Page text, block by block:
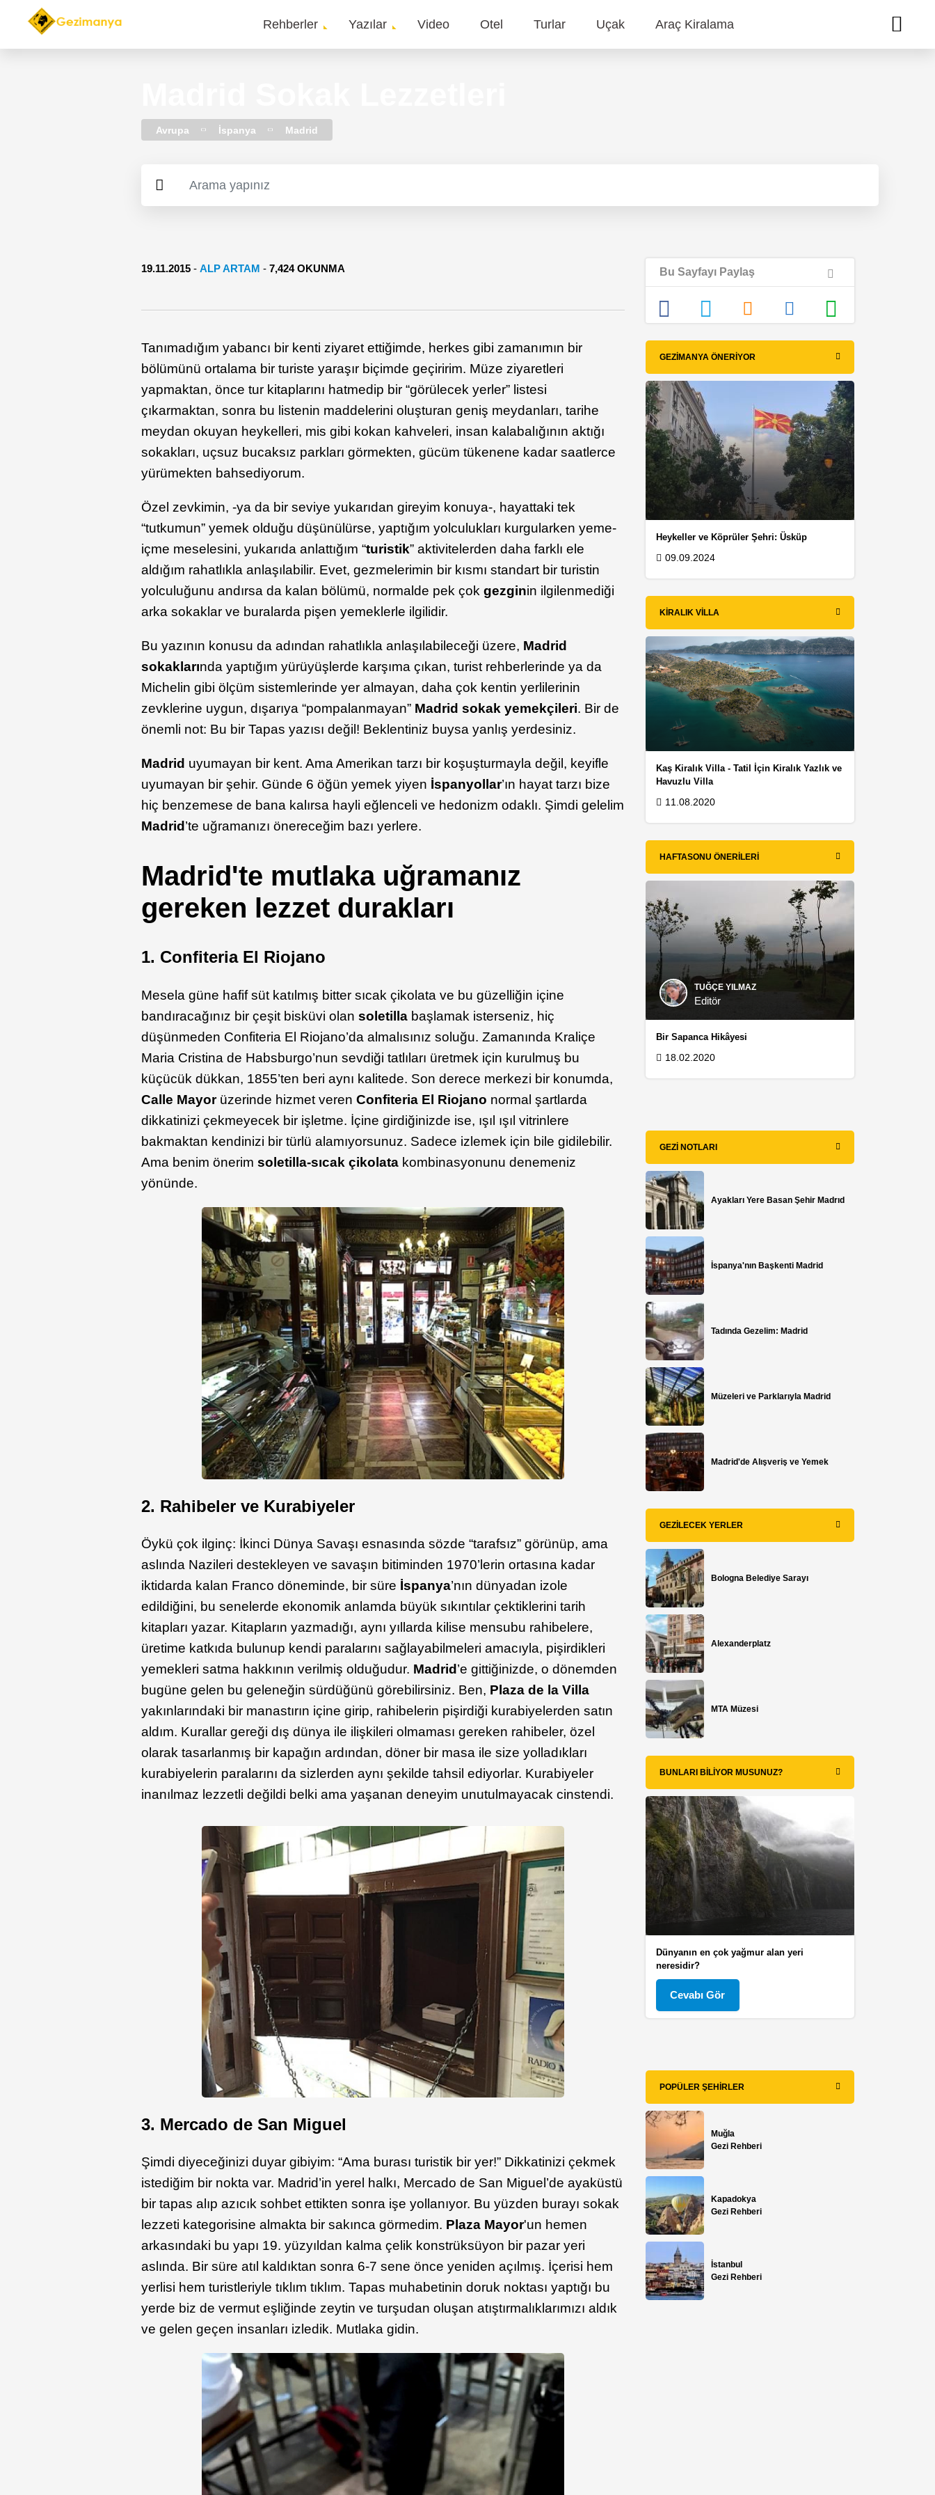
Main
Rehberler Yazılar Video Otel Turlar Uçak Araç Kiralama
Avrupa İspanya Madrid
19.11.2015 -ALP ARTAM -7,424 OKUNMA
Tanımadığım yabancı bir kenti ziyaret ettiğimde, herkes gibi zamanımın bir
bölümünü ortalama bir turiste yaraşır biçimde geçiririm. Müze ziyaretleri
yapmaktan, önce tur kitaplarını hatmedip bir “görülecek yerler” listesi
çıkarmaktan, sonra bu listenin maddelerini oluşturan geniş meydanları, tarihe
meydan okuyan heykelleri, mis gibi kokan kahveleri, insan kalabalığının aktığı
sokakları, uçsuz bucaksız parkları görmekten, gücüm tükenene kadar saatlerce
yürümekten bahsediyorum.
Özel zevkimin, -ya da bir seviye yukarıdan gireyim konuya-, hayattaki tek
“tutkumun” yemek olduğu düşünülürse, yaptığım yolculukları kurgularken yeme-
içme meselesini, yukarıda anlattığım “turistik” aktivitelerden daha farklı ele
aldığım rahatlıkla anlaşılabilir. Evet, gezmelerimin bir kısmı standart bir turistin
yolculuğunu andırsa da kalan bölümü, normalde pek çokgezginin ilgilenmediği
arka sokaklar ve buralarda pişen yemeklerle ilgilidir.
Bu yazının konusu da adından rahatlıkla anlaşılabileceği üzere, Madrid
sokaklarında yaptığım yürüyüşlerde karşıma çıkan, turist rehberlerinde ya da
Michelin gibi ölçüm sistemlerinde yer almayan, daha çok kentin yerlilerinin
zevklerine uygun, dışarıya “pompalanmayan” Madrid sokak yemekçileri. Bir de
önemli not: Bu bir Tapas yazısı değil! Beklentiniz buysa yanlış yerdesiniz.
Madrid uyumayan bir kent. Ama Amerikan tarzı bir koşuşturmayla değil, keyifle
uyumayan bir şehir. Günde 6 öğün yemek yiyen İspanyollar’ın hayat tarzı bize
hiç benzemese de bana kalırsa hayli eğlenceli ve hedonizm odaklı. Şimdi gelelim
Madrid ’te uğramanızı önereceğim bazı yerlere.
Madrid'te mutlaka uğramanız
gereken lezzet durakları
1. Confiteria El Riojano
Mesela güne hafif süt katılmış bitter sıcak çikolata ve bu güzelliğin içine
bandıracağınız bir çeşit bisküvi olansoletilla başlamak isterseniz, hiç
düşünmeden Confiteria El Riojano’da almalısınız soluğu. Zamanında Kraliçe
Maria Cristina de Habsburgo’nun sevdiği tatlıları üretmek için kurulmuş bu
küçücük dükkan, 1855’ten beri aynı kalitede. Son derece merkezi bir konumda,
Calle Mayorüzerinde hizmet verenConfiteria El Riojano normal şartlarda
dikkatinizi çekmeyecek bir işletme. İçine girdiğinizde ise, ışıl ışıl vitrinlere
bakmaktan kendinizi bir türlü alamıyorsunuz. Sadece izlemek için bile gidilebilir.
Ama benim önerimsoletilla-sıcak çikolata kombinasyonunu denemeniz
yönünde.
2. Rahibeler ve Kurabiyeler
Öykü çok ilginç: İkinci Dünya Savaşı esnasında sözde “tarafsız” görünüp, ama
aslında Nazileri destekleyen ve savaşın bitiminden 1970’lerin ortasına kadar
iktidarda kalan Franco döneminde, bir süre İspanya’nın dünyadan izole
edildiğini, bu senelerde ekonomik anlamda büyük sıkıntılar çektiklerini tarih
kitapları yazar. Kitapların yazmadığı, aynı yıllarda kilise mensubu rahibelere,
üretime katkıda bulunup kendi paralarını sağlayabilmeleri amacıyla, pişirdikleri
yemekleri satma hakkının verilmiş olduğudur. Madrid’e gittiğinizde, o dönemden
bugüne gelen bu geleneğin sürdüğünü görebilirsiniz. Ben, Plaza de la Villa
yakınlarındaki bir manastırın içine girip, rahibelerin pişirdiği kurabiyelerden satın
aldım. Kurallar gereği dış dünya ile ilişkileri olmaması gereken rahibeler, özel
olarak tasarlanmış bir kapağın ardından, döner bir masa ile size yolladıkları
kurabiyelerin paralarını da sizlerden aynı şekilde tahsil ediyorlar. Kurabiyeler
inanılmaz lezzetli değildi belki ama yaşanan deneyim unutulmayacak cinstendi.
3. Mercado de San Miguel
Şimdi diyeceğinizi duyar gibiyim: “Ama burası turistik bir yer!” Dikkatinizi çekmek
istediğim bir nokta var. Madrid’in yerel halkı, Mercado de San Miguel’de ayaküstü
bir tapas alıp azıcık sohbet ettikten sonra işe yollanıyor. Bu yüzden burayı sokak
lezzeti kategorisine almakta bir sakınca görmedim. Plaza Mayor'un hemen
arkasındaki bu yapı 19. yüzyıldan kalma çelik konstrüksüyon bir pazar yeri
aslında. Bir süre atıl kaldıktan sonra 6-7 sene önce yeniden açılmış. İçerisi hem
yerlisi hem turistleriyle tıklım tıklım. Tapas muhabetinin doruk noktası yaptığı bu
yerde biz de vermut eşliğinde zeytin ve turşudan oluşan atıştırmalıklarımızı aldık
ve gelen geçen insanları izledik. Mutlaka gidin.
Bu Sayfayı Paylaş
GEZIMANYA ÖNERIYOR
Heykeller ve Köprüler Şehri: Üsküp
09.09.2024
KIRALIK VILLA
Kaş Kiralık Villa - Tatil İçin Kiralık Yazlık ve
Havuzlu Villa
11.08.2020
HAFTASONU ÖNERILERI
TUĞÇE YILMAZ
Editör
Bir Sapanca Hikâyesi
18.02.2020
GEZI NOTLARI
Ayakları Yere Basan Şehir Madrıd
İspanya'nın Başkenti Madrid
Tadında Gezelim: Madrid
Müzeleri ve Parklarıyla Madrid
Madrid'de Alışveriş ve Yemek
GEZILECEK YERLER
Bologna Belediye Sarayı
Alexanderplatz
MTA Müzesi
BUNLARI BILIYOR MUSUNUZ?
Dünyanın en çok yağmur alan yeri
neresidir?
Cevabı Gör
POPÜLER ŞEHIRLER
Muğla
Gezi Rehberi
Kapadokya
Gezi Rehberi
İstanbul
Gezi Rehberi